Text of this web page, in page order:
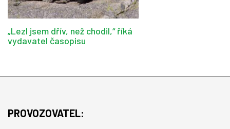
„Lezl jsem dřív, než chodil,“ říká
vydavatel časopisu
PROVOZOVATEL: